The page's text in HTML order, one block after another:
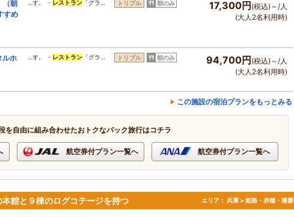
（朝
すめ
…す。 ・ レストラン「グラ… トリプル 朝のみ 17,300円 (税込)～/人
(大人2名利用時)
ルホ
…す。 ・ レストラン「グラ… トリプル 朝のみ 94,700円 (税込)～/人
(大人2名利用時)
この施設の宿泊プランをもっとみる
を自由に組み合わせたおトクなパック旅行はコチラ
航空券付プラン一覧へ 航空券付プラン一覧へ
館と９棟のログコテージを持つ エリア： 兵庫 > 姫路・赤穂・播磨